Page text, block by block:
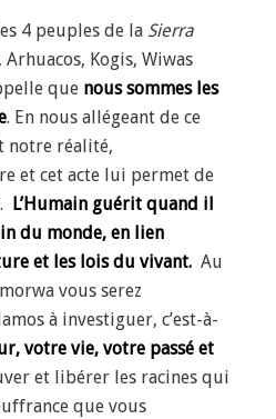
4 peuples de la Sierra
Arhuacos, Kogis, Wiwas
que nous sommes les
. En nous allégeant de ce
notre réalité,
et cet acte lui permet de
L’Humain guérit quand il
du monde, en lien
et les lois du vivant. Au
vous serez
à investiguer, c’est-à-
votre vie, votre passé et
et libérer les racines qui
que vous